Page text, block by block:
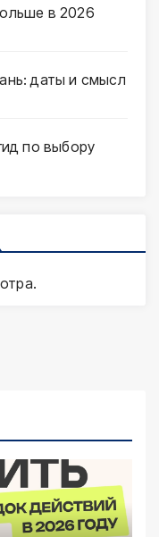
в 2026
даты и смысл
по выбору